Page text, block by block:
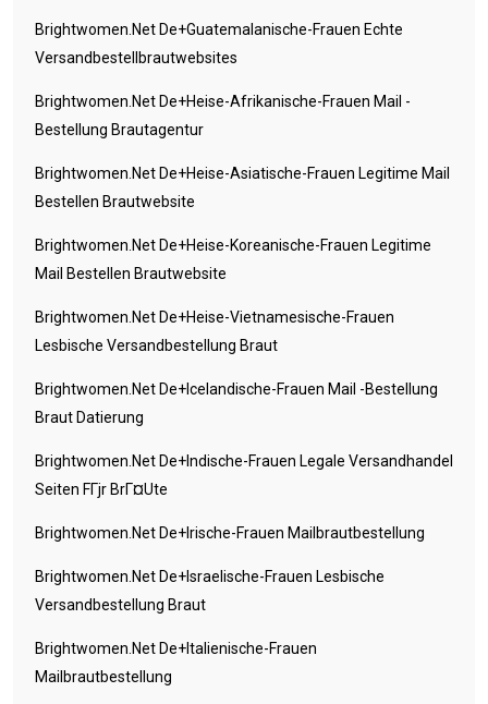
Brightwomen.net De+guatemalanische-Frauen Echte
Versandbestellbrautwebsites
Brightwomen.net De+heise-Afrikanische-Frauen Mail -
Bestellung Brautagentur
Brightwomen.net De+heise-Asiatische-Frauen Legitime Mail
Bestellen Brautwebsite
Brightwomen.net De+heise-Koreanische-Frauen Legitime
Mail Bestellen Brautwebsite
Brightwomen.net De+heise-Vietnamesische-Frauen
Lesbische Versandbestellung Braut
Brightwomen.net De+icelandische-Frauen Mail -Bestellung
Braut Datierung
Brightwomen.net De+indische-Frauen Legale Versandhandel
Seiten FГјr BrГ¤ute
Brightwomen.net De+irische-Frauen Mailbrautbestellung
Brightwomen.net De+israelische-Frauen Lesbische
Versandbestellung Braut
Brightwomen.net De+italienische-Frauen
Mailbrautbestellung